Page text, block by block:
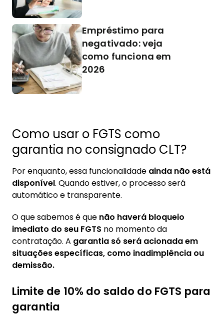
Empréstimo para
negativado: veja
como funciona em
2026
Como usar o FGTS como
garantia no consignado CLT?
Por enquanto, essa funcionalidade ainda não está
disponível. Quando estiver, o processo será
automático e transparente.
O que sabemos é que não haverá bloqueio
imediato do seu FGTS no momento da
contratação. A garantia só será acionada em
situações específicas, como inadimplência ou
demissão.
Limite de 10% do saldo do FGTS para
garantia